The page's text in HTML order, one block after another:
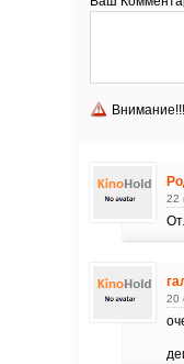
22
20